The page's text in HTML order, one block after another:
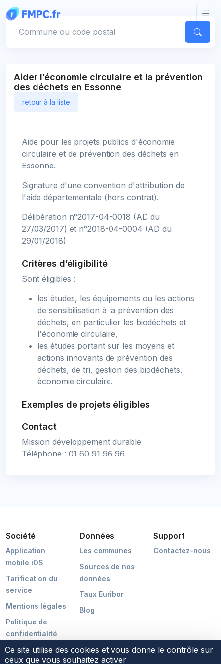
Aider l’économie circulaire et la prévention
des déchets en Essonne
retour à la liste
Aide pour les projets publics d'économie
circulaire et de prévention des déchets en
Essonne.
Signature d'une convention d'attribution de
l'aide départementale (hors contrat).
Délibération n°2017-04-0018 (AD du
27/03/2017) et n°2018-04-0004 (AD du
29/01/2018)
Critères d’éligibilité
Sont éligibles :
les études, les équipements ou les actions
de sensibilisation à la prévention des
déchets, en particulier les biodéchets et
l'économie circulaire,
les études portant sur les moyens et
actions innovants de prévention des
déchets, de tri, gestion des biodéchets,
économie circulaire.
Exemples de projets éligibles
Contact
Mission développement durable
Téléphone : 01 60 91 96 96
Société
Application
mobile iOS
Tarification du
service
Mentions légales
Politique de
confidentialité
Données
Les communes
Sources de nos
données
Taux Euribor
Blog
Support
Contactez-nous
Panneau de gestion des cookies
Ce site utilise des cookies et vous donne le contrôle sur
ceux que vous souhaitez activer